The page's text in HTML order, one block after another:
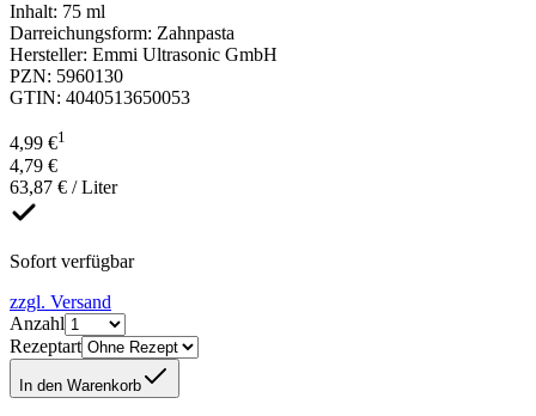
Inhalt: 75 ml
Darreichungsform: Zahnpasta
Hersteller: Emmi Ultrasonic GmbH
PZN: 5960130
GTIN: 4040513650053
4,99 €1
4,79 €
63,87 € / Liter
Sofort verfügbar
zzgl. Versand
Anzahl
Rezeptart
In den Warenkorb